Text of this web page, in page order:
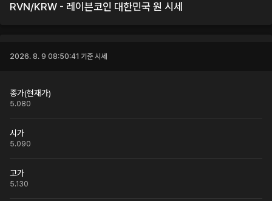
RVN/KRW - 레이븐코인 대한민국 원 시세
2026. 8. 9 08:50:41 기준 시세
종가(현재가)
5.080
시가
5.090
고가
5.130